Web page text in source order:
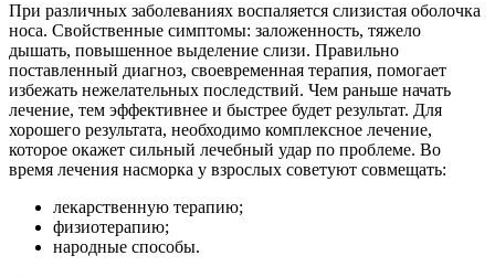
При различных заболеваниях воспаляется слизистая оболочка
носа. Свойственные симптомы: заложенность, тяжело
дышать, повышенное выделение слизи. Правильно
поставленный диагноз, своевременная терапия, помогает
избежать нежелательных последствий. Чем раньше начать
лечение, тем эффективнее и быстрее будет результат. Для
хорошего результата, необходимо комплексное лечение,
которое окажет сильный лечебный удар по проблеме. Во
время лечения насморка у взрослых советуют совмещать:
лекарственную терапию;
физиотерапию;
народные способы.